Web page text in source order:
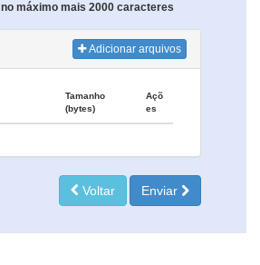
no máximo mais 2000 caracteres
Adicionar arquivos
Tamanho
(bytes)
Açõ
es
Voltar Enviar